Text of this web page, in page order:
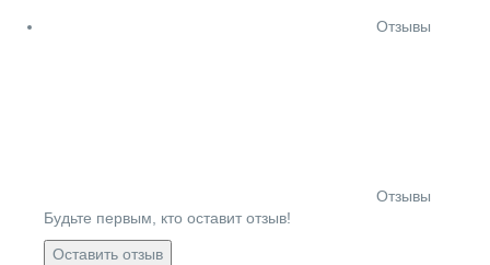
Отзывы
Отзывы
Будьте первым, кто оставит отзыв!
Оставить отзыв